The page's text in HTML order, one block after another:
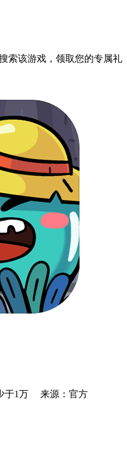
索该游戏，领取您的专属礼
于1万
来源：官方